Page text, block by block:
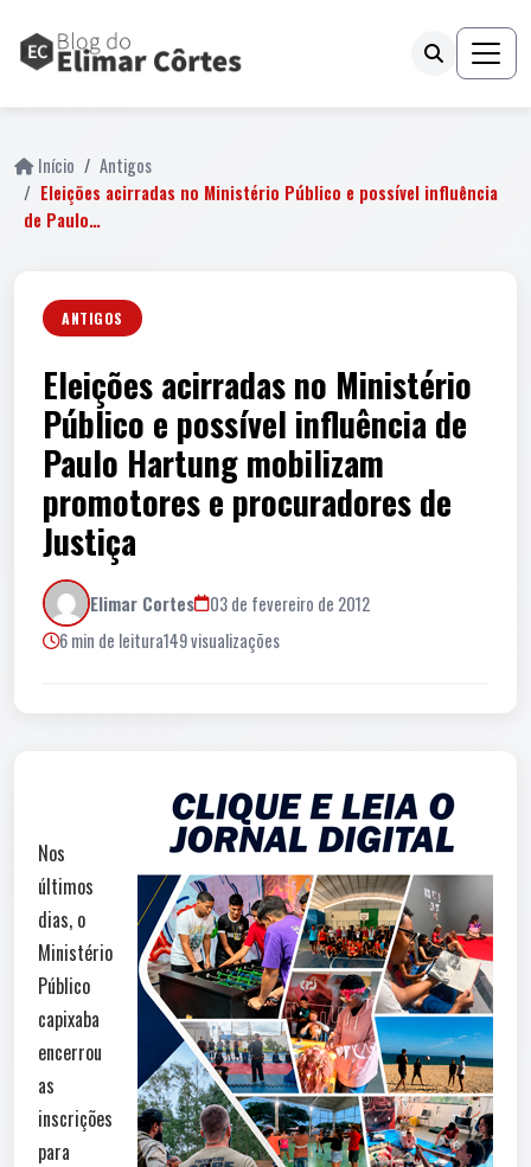
Início
Antigos
Eleições acirradas no Ministério Público e possível influência
de Paulo…
ANTIGOS
Eleições acirradas no Ministério
Público e possível influência de
Paulo Hartung mobilizam
promotores e procuradores de
Justiça
Elimar Cortes
03 de fevereiro de 2012
6 min de leitura149 visualizações
Nos
últimos
dias, o
Ministério
Público
capixaba
encerrou
as
inscrições
para